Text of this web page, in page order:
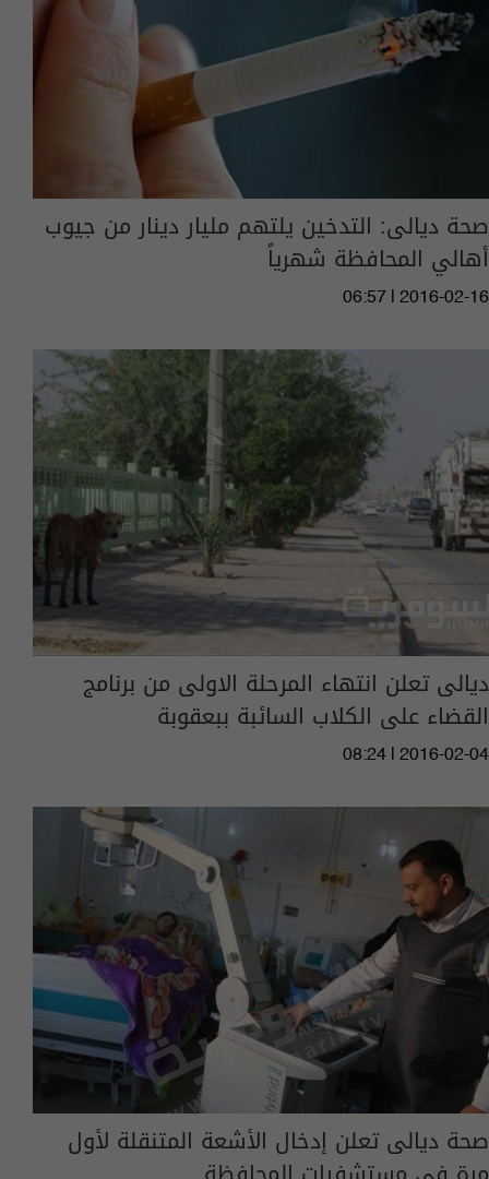
صحة ديالى: التدخين يلتهم مليار دينار من جيوب
أهالي المحافظة شهرياً
06:57 | 2016-02-16
ديالى تعلن انتهاء المرحلة الاولى من برنامج
القضاء على الكلاب السائبة ببعقوبة
08:24 | 2016-02-04
صحة ديالى تعلن إدخال الأشعة المتنقلة لأول